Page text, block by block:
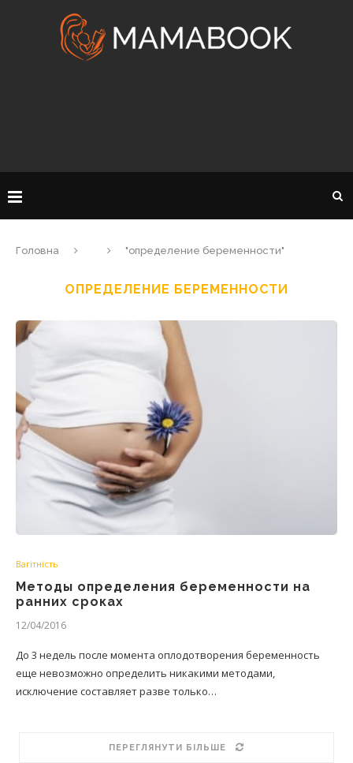
Головна "определение беременности"
ОПРЕДЕЛЕНИЕ БЕРЕМЕННОСТИ
Вагітність
Методы определения беременности на
ранних сроках
12/04/2016
До 3 недель после момента оплодотворения беременность
еще невозможно определить никакими методами,
исключение составляет разве только…
ПЕРЕГЛЯНУТИ БІЛЬШЕ